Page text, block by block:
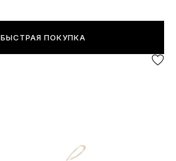
БЫСТРАЯ ПОКУПКА